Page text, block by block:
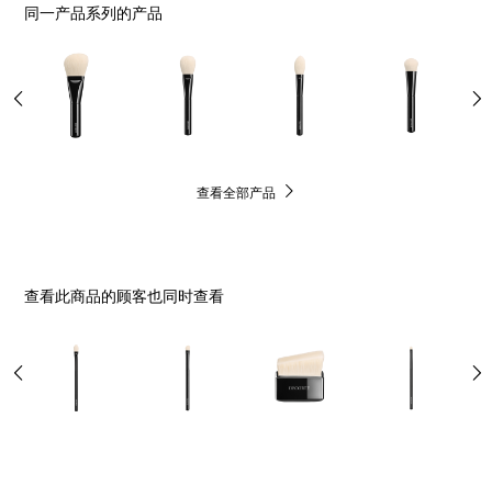
同一产品系列的产品
查看全部产品
查看此商品的顾客也同时查看